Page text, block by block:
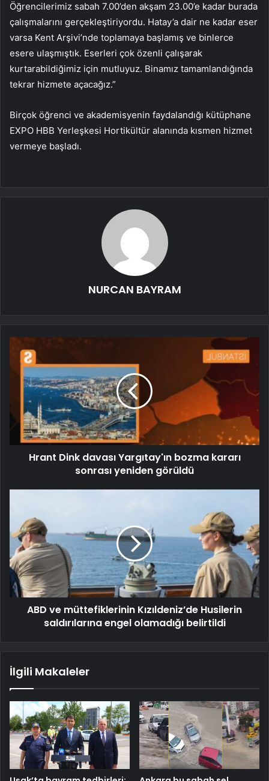
Öğrencilerimiz sabah 7.00’den akşam 23.00’e kadar burada
çalışmalarını gerçekleştiriyordu. Hatay’a dair ne kadar eser
varsa Kent Arşivi’nde toplamaya başlamış ve binlerce
esere ulaşmıştık. Eserleri çok özenli çalışarak
kurtarabildiğimiz için mutluyuz. Binamız tamamlandığında
tekrar hizmete açacağız.”
Birçok öğrenci ve akademisyenin faydalandığı kütüphane
EXPO HBB Yerleşkesi Hortikültür alanında kısmen hizmet
vermeye başladı.
NURCAN BAYRAM
Hrant Dink davası Yargıtay'ın bozma kararı
sonrası yeniden görüldü
ABD ve müttefiklerinin Kızıldeniz’de Husilerin
saldırılarına engel olamadığı belirtildi
İlgili Makaleler